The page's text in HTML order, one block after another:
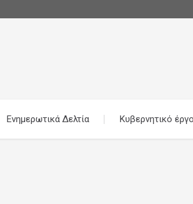
Ενημερωτικά Δελτία Κυβερνητικό έργο